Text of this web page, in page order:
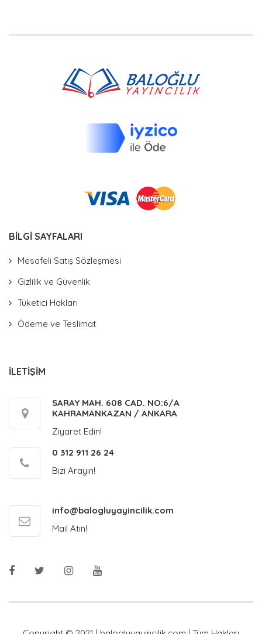
BİLGİ SAYFALARI
Mesafeli Satış Sözleşmesi
Gizlilik ve Güvenlik
Tüketici Hakları
Ödeme ve Teslimat
İLETİŞİM
SARAY MAH. 608 CAD. NO:6/A
KAHRAMANKAZAN / ANKARA
Ziyaret Edin!
0 312 911 26 24
Bizi Arayın!
info@balogluyayincilik.com
Mail Atın!